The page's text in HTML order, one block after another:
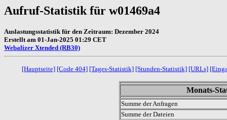
Aufruf-Statistik für w01469a4
Auslastungsstatistik für den Zeitraum: Dezember 2024
Erstellt am 01-Jan-2025 01:29 CET
Webalizer Xtended (RB30)
[Hauptseite] [Code 404] [Tages-Statistik] [Stunden-Statistik] [URLs]
Monats-
Summe der Anfragen
Summe der Dateien